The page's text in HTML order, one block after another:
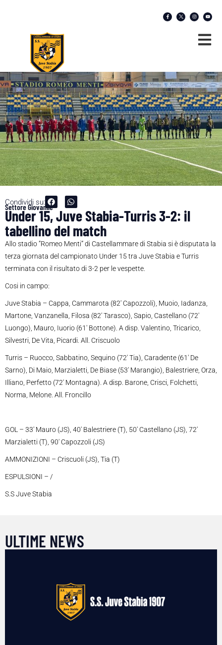
Condividi su:
Settore Giovanile
Under 15, Juve Stabia-Turris 3-2: il
tabellino del match
Allo stadio ”Romeo Menti” di Castellammare di Stabia si è disputata la
terza giornata del campionato Under 15 tra Juve Stabia e Turris
terminata con il risultato di 3-2 per le vespette.
Cosi in campo:
Juve Stabia – Cappa, Cammarota (82′ Capozzoli), Muoio, Iadanza,
Martone, Vanzanella, Filosa (82′ Tarasco), Sapio, Castellano (72′
Luongo), Mauro, Iuorio (61′ Bottone). A disp. Valentino, Tricarico,
Silvestri, De Vita, Picardi. All. Criscuolo
Turris – Ruocco, Sabbatino, Sequino (72′ Tia), Caradente (61′ De
Sarno), Di Maio, Marzialetti, De Biase (53′ Marangio), Balestriere, Orza,
Illiano, Perfetto (72′ Montagna). A disp. Barone, Crisci, Folchetti,
Norma, Melone. All. Froncillo
GOL – 33′ Mauro (JS), 40′ Balestriere (T), 50′ Castellano (JS), 72′
Marzialetti (T), 90′ Capozzoli (JS)
AMMONIZIONI – Criscuoli (JS), Tia (T)
ESPULSIONI – /
S.S Juve Stabia
ULTIME NEWS